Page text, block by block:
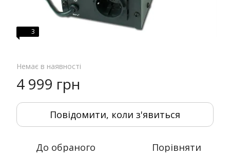
3
Немає в наявності
4 999 грн
Повідомити, коли з'явиться
До обраного Порівняти